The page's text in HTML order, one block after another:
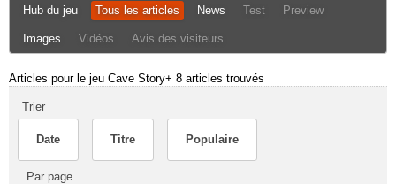
Hub du jeu Tous les articles News Test Preview
Images Vidéos Avis des visiteurs
Articles pour le jeu Cave Story+ 8 articles trouvés
Trier
Date Titre Populaire
Par page